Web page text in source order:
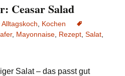
Ceasar Salad
Alltagskoch
Kochen
, Mayonnaise Rezept Salat
Salat – das passt gut